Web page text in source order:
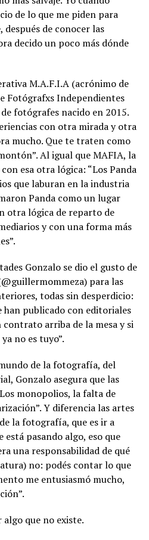
de lo que me piden para
de conocer las
decido un poco más dónde
M.A.F.I.A (acrónimo de
Fotógrafxs Independientes
fotógrafes nacido en 2015.
con otra mirada y otra
mucho. Que te traten como
Al igual que MAFIA, la
esa otra lógica: “Los Panda
que laburan en la industria
Panda como un lugar
otra lógica de reparto de
y con una forma más
Gonzalo se dio el gusto de
para las
todas sin desperdicio:
han publicado con editoriales
arriba de la mesa y si
no es tuyo”.
de la fotografía, del
Gonzalo asegura que las
monopolios, la falta de
Y diferencia las artes
la fotografía, que es ir a
pasando algo, eso que
una responsabilidad de qué
no: podés contar lo que
me entusiasmó mucho,
que no existe.